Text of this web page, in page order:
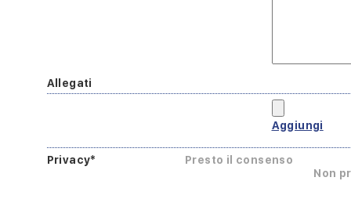
Allegati
Aggiungi
Privacy*
Presto il consenso
Non